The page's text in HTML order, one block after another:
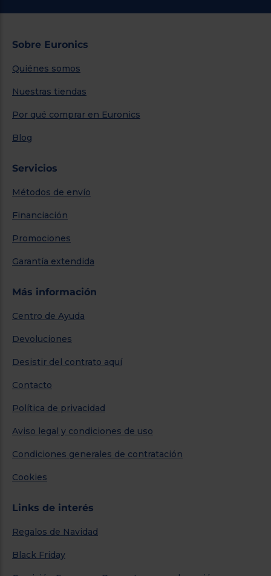
Sobre Euronics
Quiénes somos
Nuestras tiendas
Por qué comprar en Euronics
Blog
Servicios
Métodos de envío
Financiación
Promociones
Garantía extendida
Más información
Centro de Ayuda
Devoluciones
Desistir del contrato aquí
Contacto
Política de privacidad
Aviso legal y condiciones de uso
Condiciones generales de contratación
Cookies
Links de interés
Regalos de Navidad
Black Friday